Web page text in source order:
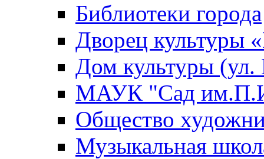
Библиотеки города
Дворец культуры
Дом культуры (ул.
МАУК "Сад
Общество
Музыкальная